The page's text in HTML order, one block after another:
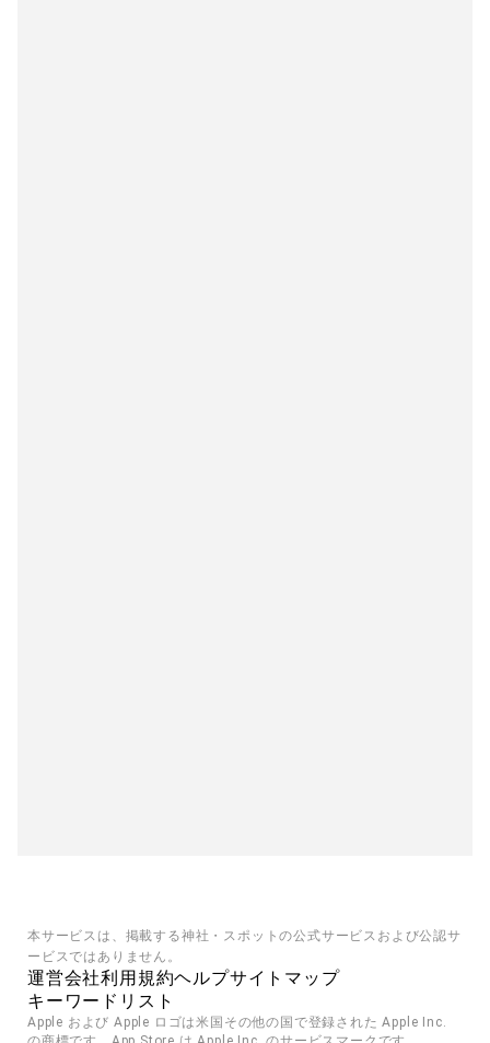
本サービスは、掲載する神社・スポットの公式サービスおよび公認サ
ービスではありません。
運営会社利用規約ヘルプサイトマップ
キーワードリスト
Apple および Apple ロゴは米国その他の国で登録された Apple Inc.